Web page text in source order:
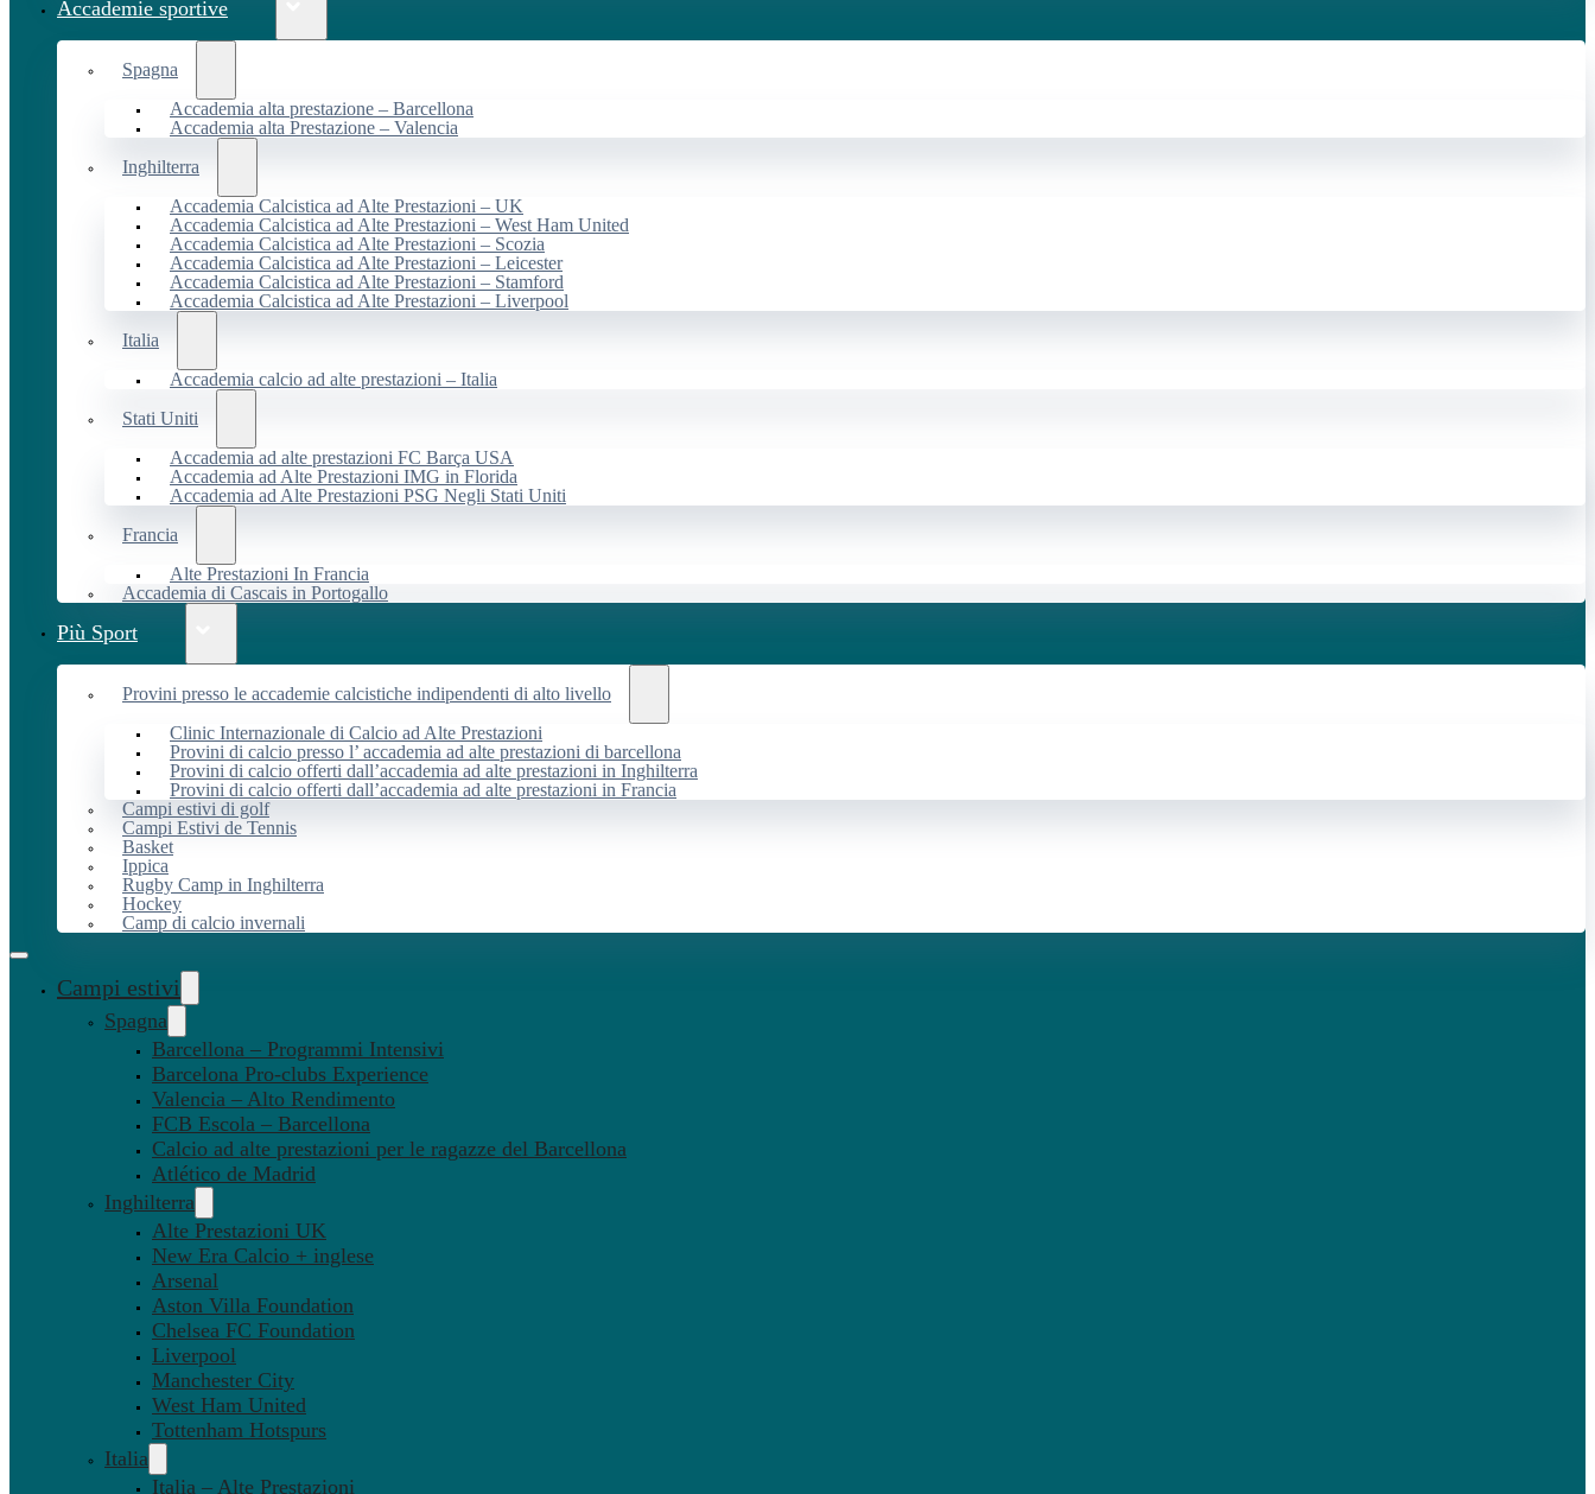
Accademie sportive
Spagna
Accademia alta prestazione – Barcellona
Accademia alta Prestazione – Valencia
Inghilterra
Accademia Calcistica ad Alte Prestazioni – UK
Accademia Calcistica ad Alte Prestazioni – West Ham United
Accademia Calcistica ad Alte Prestazioni – Scozia
Accademia Calcistica ad Alte Prestazioni – Leicester
Accademia Calcistica ad Alte Prestazioni – Stamford
Accademia Calcistica ad Alte Prestazioni – Liverpool
Italia
Accademia calcio ad alte prestazioni – Italia
Stati Uniti
Accademia ad alte prestazioni FC Barça USA
Accademia ad Alte Prestazioni IMG in Florida
Accademia ad Alte Prestazioni PSG Negli Stati Uniti
Francia
Alte Prestazioni In Francia
Accademia di Cascais in Portogallo
Più Sport
Provini presso le accademie calcistiche indipendenti di alto livello
Clinic Internazionale di Calcio ad Alte Prestazioni
Provini di calcio presso l’ accademia ad alte prestazioni di barcellona
Provini di calcio offerti dall’accademia ad alte prestazioni in Inghilterra
Provini di calcio offerti dall’accademia ad alte prestazioni in Francia
Campi estivi di golf
Campi Estivi de Tennis
Basket
Ippica
Rugby Camp in Inghilterra
Hockey
Camp di calcio invernali
Campi estivi
Spagna
Barcellona – Programmi Intensivi
Barcelona Pro-clubs Experience
Valencia – Alto Rendimento
FCB Escola – Barcellona
Calcio ad alte prestazioni per le ragazze del Barcellona
Atlético de Madrid
Inghilterra
Alte Prestazioni UK
New Era Calcio + inglese
Arsenal
Aston Villa Foundation
Chelsea FC Foundation
Liverpool
Manchester City
West Ham United
Tottenham Hotspurs
Italia
Italia – Alte Prestazioni